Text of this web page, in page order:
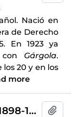
Nació en
de Derecho
En 1923 ya
con Gárgola.
20 y en los
more
Díaz-Cañabate, Antonio (1898-1980)